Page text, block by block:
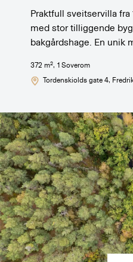
Praktfull sveitservilla
med stor tilliggende
bakgårdshage. En unik
372 m2, 1 Soverom
Tordenskiolds gate 4,